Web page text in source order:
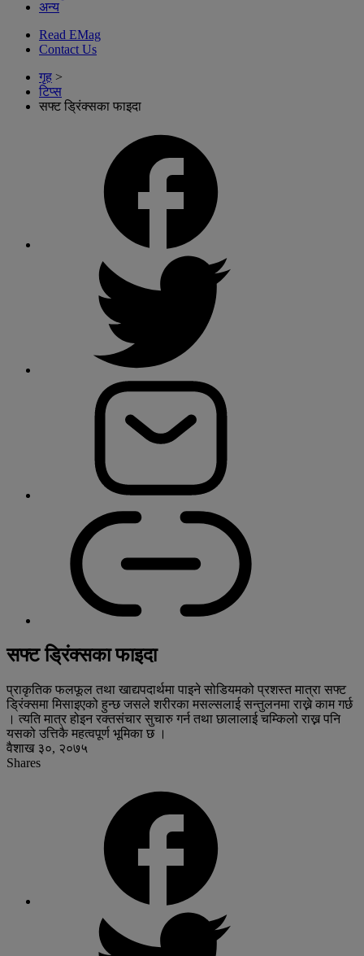
अन्य
Read EMag
Contact Us
गृह >
टिप्स
सफ्ट ड्रिंक्सका फाइदा
सफ्ट ड्रिंक्सका फाइदा
प्राकृतिक फलफूल तथा खाद्यपदार्थमा पाइने सोडियमको प्रशस्त मात्रा सफ्ट
ड्रिंक्समा मिसाइएको हुन्छ जसले शरीरका मसल्सलाई सन्तुलनमा राख्ने काम गर्छ
। त्यति मात्र होइन रक्तसंचार सुचारु गर्न तथा छालालाई चम्किलो राख्न पनि
यसको उत्तिकै महत्वपूर्ण भूमिका छ ।
वैशाख ३०, २०७५
Shares